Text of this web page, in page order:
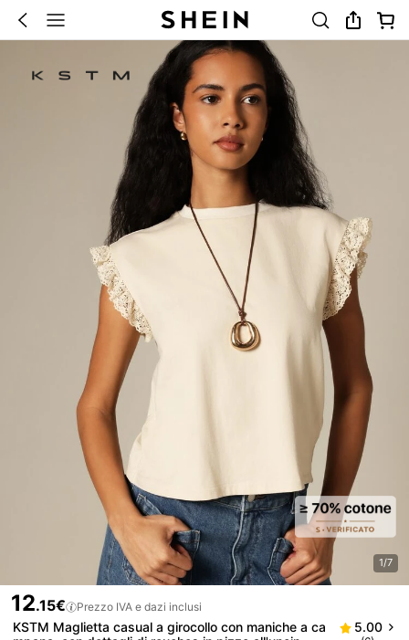
1/7
12.15€ Prezzo IVA e dazi inclusi
KSTM Maglietta casual a girocollo con maniche a ca
5.00